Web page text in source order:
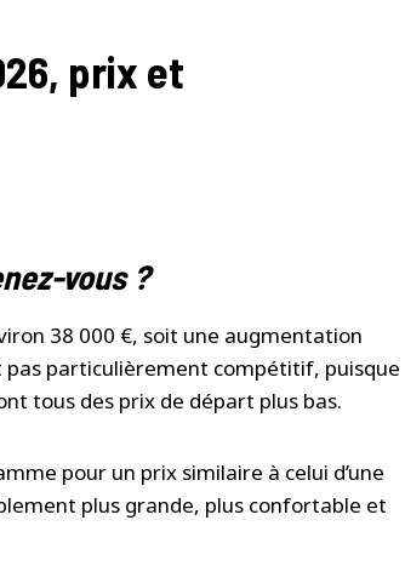
prix et
vous ?
38 000 €, soit une augmentation
pas particulièrement compétitif, puisque
tous des prix de départ plus bas.
pour un prix similaire à celui d’une
plus grande, plus confortable et